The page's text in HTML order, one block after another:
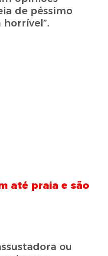
de péssimo
até praia e são
ou